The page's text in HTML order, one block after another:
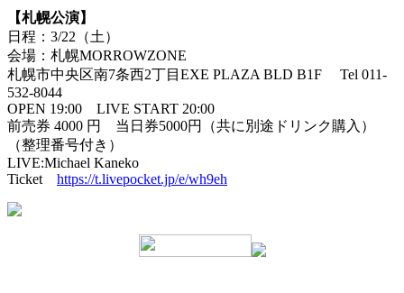
【札幌公演】
日程：3/22（土）
会場：札幌MORROWZONE
札幌市中央区南7条西2丁目EXE PLAZA BLD B1F Tel 011-
532-8044
OPEN 19:00 LIVE START 20:00
前売券 4000 円 当日券5000円（共に別途ドリンク購入）
（整理番号付き）
LIVE:Michael Kaneko
Ticket https://t.livepocket.jp/e/wh9eh